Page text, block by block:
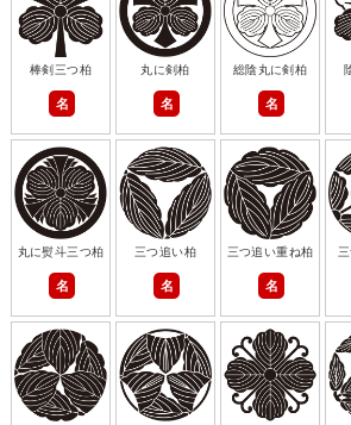
棒剣三つ柏
名
丸に剣柏
名
総陰丸に剣柏
名
丸に熨斗三つ柏
名
三つ追い柏
名
三つ追い重ね柏
名